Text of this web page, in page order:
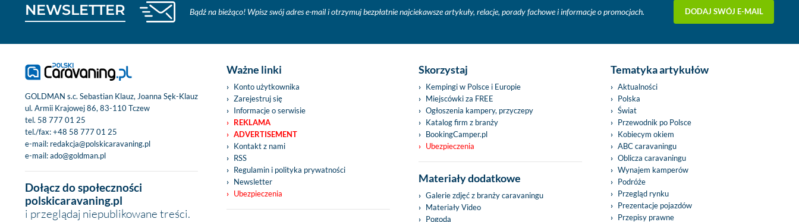
NEWSLETTER Bądź na bieżąco! Wpisz swój adres e-mail i otrzymuj bezpłatnie najciekawsze artykuły, relacje, porady fachowe i informacje o promocjach. DODAJ SWÓJ E-MAIL
GOLDMAN s.c. Sebastian Klauz, Joanna Sęk-Klauz
ul. Armii Krajowej 86, 83-110 Tczew
tel. 58 777 01 25
tel./fax:+48 58 777 01 25
e-mail: redakcja@polskicaravaning.pl
e-mail:ado@goldman.pl
Dołącz do społeczności
polskicaravaning.pl
i przeglądaj niepublikowane treści.
Ważne linki
Konto użytkownika
Zarejestruj się
Informacje o serwisie
REKLAMA
ADVERTISEMENT
Kontakt z nami
RSS
Regulamin i polityka prywatności
Newsletter
Ubezpieczenia
Skorzystaj
Kempingi w Polsce i Europie
Miejscówki za FREE
Ogłoszenia kampery, przyczepy
Katalog firm z branży
BookingCamper.pl
Ubezpieczenia
Materiały dodatkowe
Galerie zdjęć z branży caravaningu
Materiały Video
Pogoda
Tematyka artykułów
Aktualności
Polska
Świat
Przewodnik po Polsce
Kobiecym okiem
ABC caravaningu
Oblicza caravaningu
Wynajem kamperów
Podróże
Przegląd rynku
Prezentacje pojazdów
Przepisy prawne